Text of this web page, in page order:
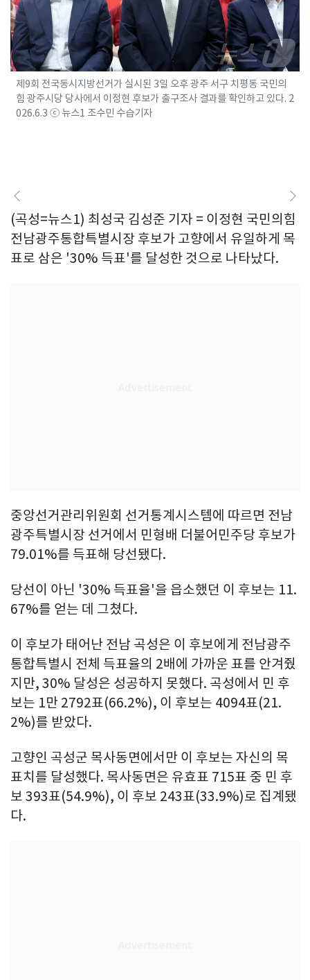
제9회 전국동시지방선거가 실시된 3일 오후 광주 서구 치평동 국민의
힘 광주시당 당사에서 이정현 후보가 출구조사 결과를 확인하고 있다. 2
026.6.3 ⓒ 뉴스1 조수민 수습기자
(곡성=뉴스1) 최성국 김성준 기자 = 이정현 국민의힘
전남광주통합특별시장 후보가 고향에서 유일하게 목
표로 삼은 '30% 득표'를 달성한 것으로 나타났다.
중앙선거관리위원회 선거통계시스템에 따르면 전남
광주특별시장 선거에서 민형배 더불어민주당 후보가
79.01%를 득표해 당선됐다.
당선이 아닌 '30% 득표율'을 읍소했던 이 후보는 11.
67%를 얻는 데 그쳤다.
이 후보가 태어난 전남 곡성은 이 후보에게 전남광주
통합특별시 전체 득표율의 2배에 가까운 표를 안겨줬
지만, 30% 달성은 성공하지 못했다. 곡성에서 민 후
보는 1만 2792표(66.2%), 이 후보는 4094표(21.
2%)를 받았다.
고향인 곡성군 목사동면에서만 이 후보는 자신의 목
표치를 달성했다. 목사동면은 유효표 715표 중 민 후
보 393표(54.9%), 이 후보 243표(33.9%)로 집계됐
다.